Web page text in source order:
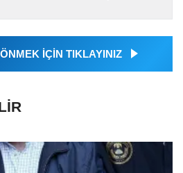
geçilen tüm...
İÇİN TIKLAYINIZ